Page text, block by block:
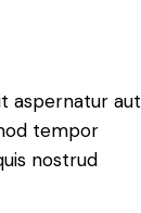
aspernatur aut
tempor
nostrud